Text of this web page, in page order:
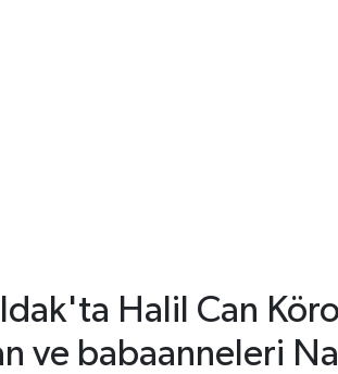
Halil Can
ve babaanneleri